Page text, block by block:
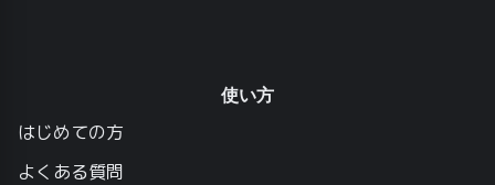
使い方
はじめての方
よくある質問